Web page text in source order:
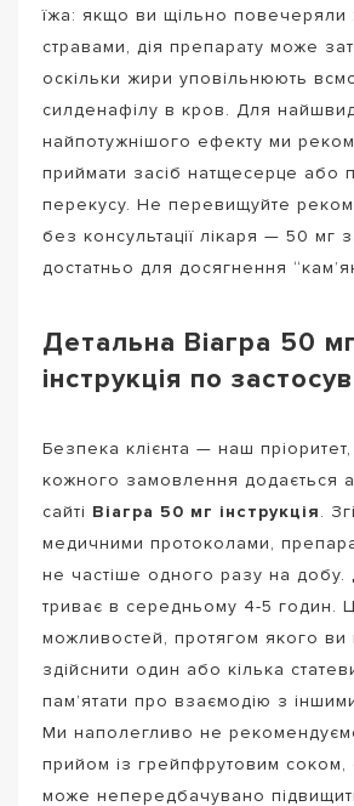
їжа: якщо ви щільно повечеряли
стравами, дія препарату може
оскільки жири уповільнюють
силденафілу в кров. Для
найпотужнішого ефекту ми
приймати засіб натщесерце або
перекусу. Не перевищуйте
без консультації лікаря — 50 мг
достатньо для досягнення
Детальна Віагра 50 мг
інструкція по
Безпека клієнта — наш
кожного замовлення додається
сайті Віагра 50 мг інструкція.
медичними протоколами,
не частіше одного разу на добу.
триває в середньому 4-5 годин.
можливостей, протягом якого ви
здійснити один або кілька
пам’ятати про взаємодію з
Ми наполегливо не
прийом із грейпфрутовим соком,
може непередбачувано